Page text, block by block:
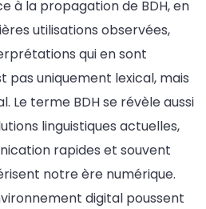
à la propagation de BDH, en
utilisations observées,
qui en sont
pas uniquement lexical, mais
Le terme BDH se révèle aussi
linguistiques actuelles,
rapides et souvent
notre ère numérique.
digital poussent